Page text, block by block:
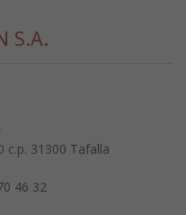
S.A.
c.p. 31300 Tafalla
46 32